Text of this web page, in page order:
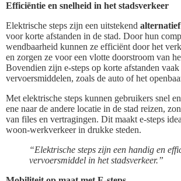
Efficiëntie en snelheid in het stadsverkeer
Elektrische steps zijn een uitstekend
voor korte afstanden in de stad. Door hun
wendbaarheid kunnen ze efficiënt door het
en zorgen ze voor een vlotte doorstroom van
Bovendien zijn e-steps op korte afstanden
vervoersmiddelen, zoals de auto of het
Met elektrische steps kunnen gebruikers snel
ene naar de andere locatie in de stad reizen,
van files en vertragingen. Dit maakt e-steps
woon-werkverkeer in drukke steden.
“Elektrische steps zijn een handig en
vervoersmiddel in het stadsverkeer.”